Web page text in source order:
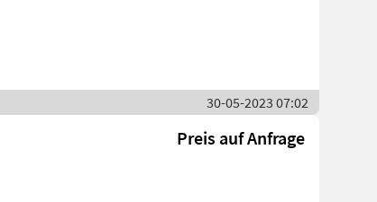
30-05-2023 07:02
Preis auf Anfrage